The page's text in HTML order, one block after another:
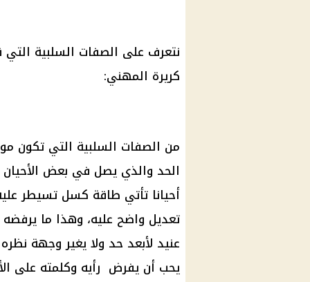
نتعرف على الصفات السلبية
كريرة المهني:
من الصفات السلبية التي تكون
الحد والذي يصل في بعض الأحيان
أحيانا تأتي طاقة كسل تسيطر
تعديل واضح عليه، وهذا ما
عنيد لأبعد حد ولا يغير وجهة
يحب أن يفرض رأيه وكلمته على